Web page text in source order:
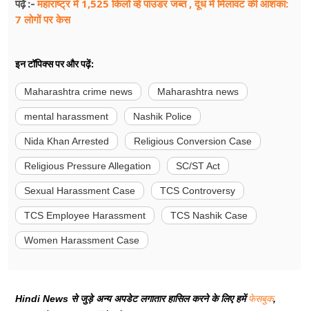
पढ़ें :-महाराष्ट्र में 1,525 किलो व्हे पाउडर जब्त , दूध में मिलावट की आशंका:
7 लोगों पर केस
इन टॉपिक्स पर और पढ़ें:
Maharashtra crime news Maharashtra news
mental harassment Nashik Police
Nida Khan Arrested Religious Conversion Case
Religious Pressure Allegation SC/ST Act
Sexual Harassment Case TCS Controversy
TCS Employee Harassment TCS Nashik Case
Women Harassment Case
Hindi News से जुड़े अन्य अपडेट लगातार हासिल करने के लिए हमेंफेसबुक,